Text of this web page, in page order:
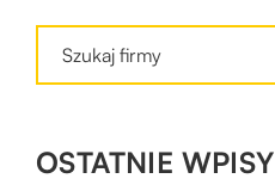
OSTATNIE WPISY